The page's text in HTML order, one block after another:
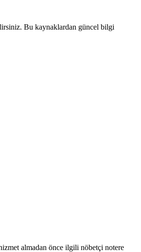
Bu kaynaklardan güncel bilgi
almadan önce ilgili nöbetçi notere